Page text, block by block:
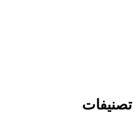
تصنيفات